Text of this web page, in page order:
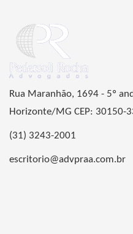
Rua Maranhão, 1694 - 5º
Horizonte/MG CEP: 30150-
(31) 3243-2001
escritorio@advpraa.com.br